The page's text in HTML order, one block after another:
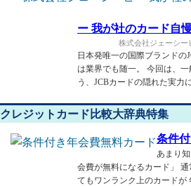
ー 我が社のカード自慢
株式会社ジェーシー
日本発唯一の国際ブランドの
は業界でも随一。 今回は、
う、JCBカードの隠れた実力
クレジットカード比較大辞典特集
条件
あまり
会費が無料になるカード」
てもワンランク上のカードが